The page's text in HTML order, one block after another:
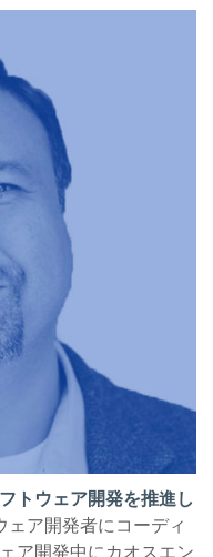
トウェア開発を推進し
ア開発者にコーディ
ア開発中にカオスエン